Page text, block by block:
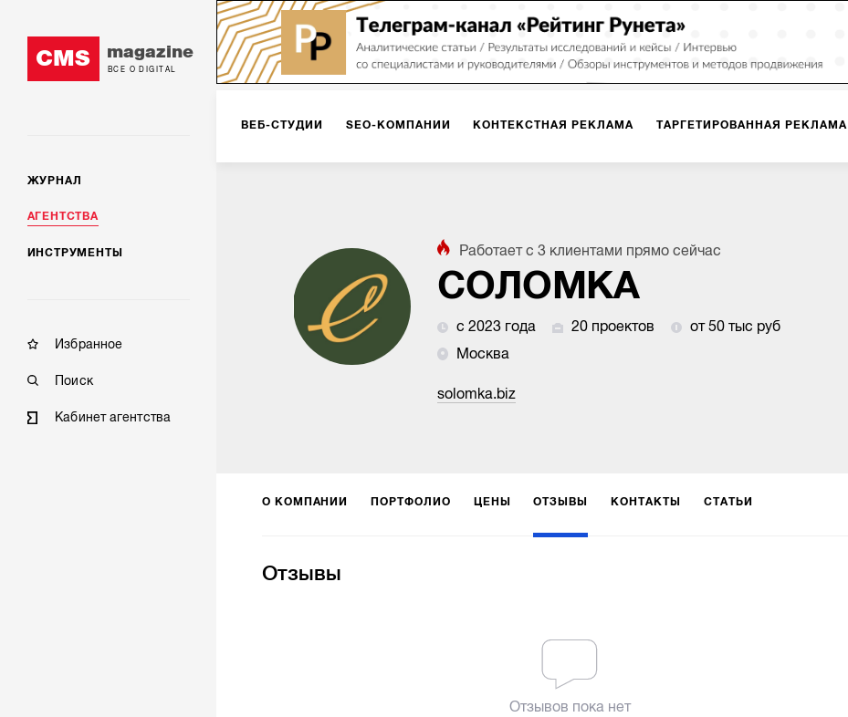
CMS magazine
ВСЕ О DIGITAL
ЖУРНАЛ
АГЕНТСТВА
ИНСТРУМЕНТЫ
Избранное
Поиск
Кабинет агентства
ВЕБ-СТУДИИ SEO-КОМПАНИИ КОНТЕКСТНАЯ РЕКЛАМА ТАРГЕТИРОВАННАЯ РЕКЛАМА
РЕКЛАМА НА ИНТЕРНЕТ-ПЛОЩАДКАХ РАБОТА С МАРКЕТПЛЕЙСАМИ
КОНСАЛТИНГ VR/AR
Работает с3 клиентами прямо сейчас
СОЛОМКА
с 2023 года 20 проектов
от 50 тыс руб
Москва
solomka.biz
О КОМПАНИИ ПОРТФОЛИО ЦЕНЫ ОТЗЫВЫ КОНТАКТЫ СТАТЬИ
Отзывы
Отзывов пока нет